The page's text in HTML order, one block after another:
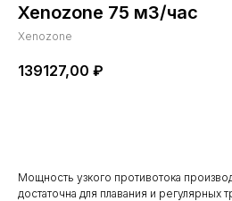
Xenozone 75 м3/час
Xenozone
139127,00 ₽
Мощность узкого противотока
достаточна для плавания и